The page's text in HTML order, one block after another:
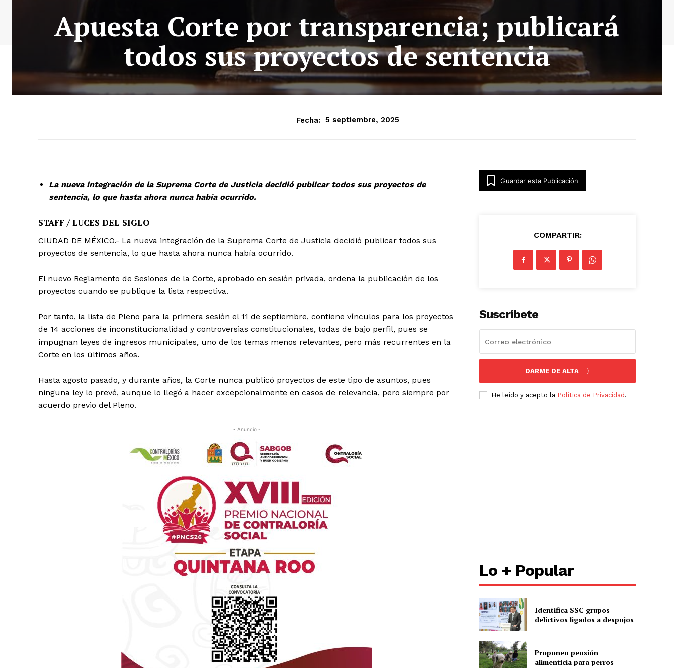
Luces
Del Siglo
Apuesta Corte por transparencia; publicará
todos sus proyectos de sentencia
Fecha: 5 septiembre, 2025
La nueva integración de la Suprema Corte de Justicia decidió publicar todos sus proyectos de
sentencia, lo que hasta ahora nunca había ocurrido.
STAFF / LUCES DEL SIGLO
CIUDAD DE MÉXICO.- La nueva integración de la Suprema Corte de Justicia decidió publicar todos sus
proyectos de sentencia, lo que hasta ahora nunca había ocurrido.
El nuevo Reglamento de Sesiones de la Corte, aprobado en sesión privada, ordena la publicación de los
proyectos cuando se publique la lista respectiva.
Por tanto, la lista de Pleno para la primera sesión el 11 de septiembre, contiene vínculos para los proyectos
de 14 acciones de inconstitucionalidad y controversias constitucionales, todas de bajo perfil, pues se
impugnan leyes de ingresos municipales, uno de los temas menos relevantes, pero más recurrentes en la
Corte en los últimos años.
Hasta agosto pasado, y durante años, la Corte nunca publicó proyectos de este tipo de asuntos, pues
ninguna ley lo prevé, aunque lo llegó a hacer excepcionalmente en casos de relevancia, pero siempre por
acuerdo previo del Pleno.
- Anuncio -
Guardar esta Publicación
COMPARTIR:
Suscríbete
DARME DE ALTA
He leído y acepto la Política de Privacidad .
Lo + Popular
Identifica SSC grupos
delictivos ligados a despojos
Proponen pensión
alimenticia para perros